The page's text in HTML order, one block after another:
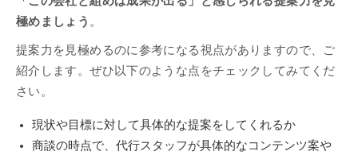
極めましょう 。
提案力を見極めるのに参考になる視点がありますので、ご
紹介します。ぜひ以下のような点をチェックしてみてくだ
さい。
現状や目標に対して具体的な提案をしてくれるか
商談の時点で、代行スタッフが具体的なコンテンツ案や